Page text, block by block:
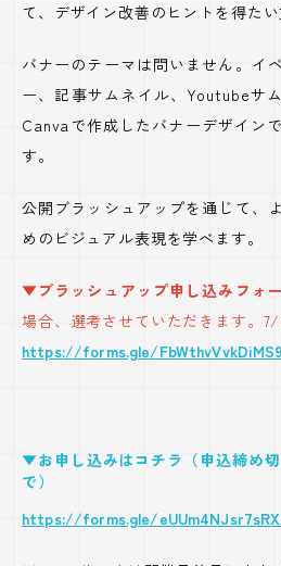
て、デザイン改善のヒントを得たい
バナーのテーマは問いません。イ
ー、記事サムネイル、Youtubeサ
Canvaで作成したバナーデザイン
す。
公開ブラッシュアップを通じて、
めのビジュアル表現を学べます。
▼ブラッシュアップ申し込みフォ
場合、選考させていただきます。7/
https://forms.gle/
▼お申し込みはコチラ（申込締め
で）
https://forms.gle/